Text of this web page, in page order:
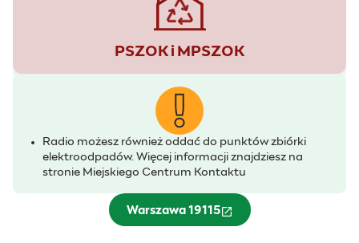
PSZOK i MPSZOK
Radio możesz również oddać do punktów zbiórki
elektroodpadów. Więcej informacji znajdziesz na
stronie Miejskiego Centrum Kontaktu
Warszawa 19115
(otwiera się w nowym oknie)